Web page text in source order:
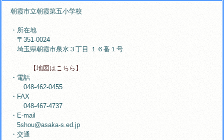
朝霞市立朝霞第五小学校
・所在地
〒351-0024
埼玉県朝霞市泉水３丁目 １６番１号
【地図はこちら】
・電話
048-462-0455
・FAX
048-467-4737
・E-mail
5shou@asaka-s.ed.jp
・交通